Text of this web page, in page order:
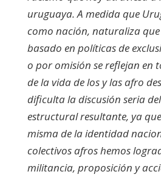
uruguaya. A medida que
como nación, naturaliza
basado en políticas de
o por omisión se reflejan en
de la vida de los y las afro
dificulta la discusión seria
estructural resultante, ya
misma de la identidad
colectivos afros hemos
militancia, proposición y